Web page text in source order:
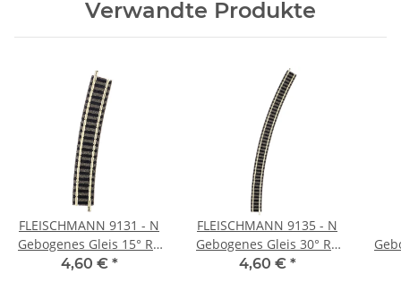
Verwandte Produkte
FLEISCHMANN 9131 - N
Gebogenes Gleis 15° R3
- 396,4 mm
4,60 € *
FLEISCHMANN 9135 - N
Gebogenes Gleis 30° R4
- 430 mm
4,60 € *